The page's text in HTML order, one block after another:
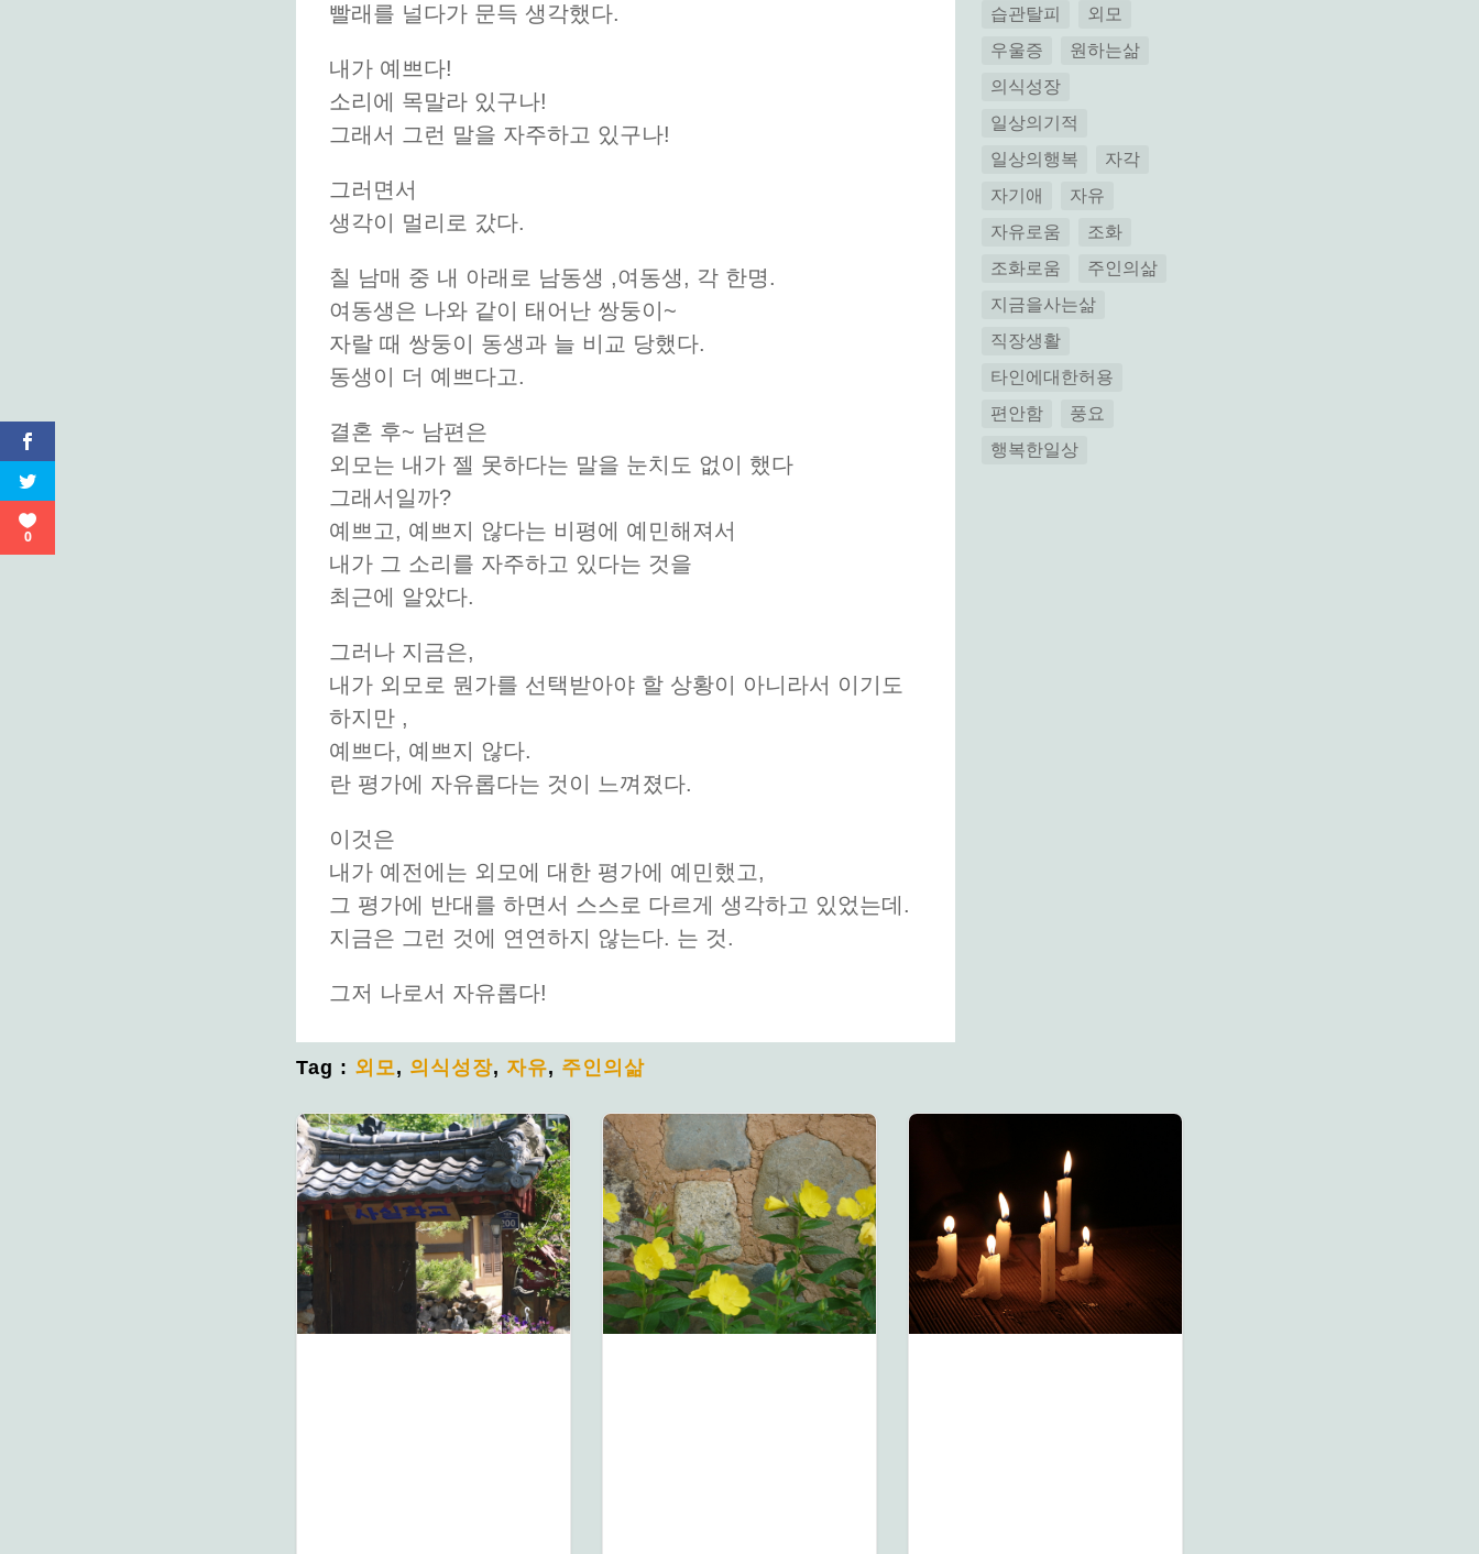
빨래를 널다가 문득 생각했다.
내가 예쁘다!
소리에 목말라 있구나!
그래서 그런 말을 자주하고 있구나!
그러면서
생각이 멀리로 갔다.
칠 남매 중 내 아래로 남동생 ,여동생, 각 한명.
여동생은 나와 같이 태어난 쌍둥이~
자랄 때 쌍둥이 동생과 늘 비교 당했다.
동생이 더 예쁘다고.
결혼 후~ 남편은
외모는 내가 젤 못하다는 말을 눈치도 없이 했다
그래서일까?
예쁘고, 예쁘지 않다는 비평에 예민해져서
내가 그 소리를 자주하고 있다는 것을
최근에 알았다.
그러나 지금은,
내가 외모로 뭔가를 선택받아야 할 상황이 아니라서 이기도
하지만 ,
예쁘다, 예쁘지 않다.
란 평가에 자유롭다는 것이 느껴졌다.
이것은
내가 예전에는 외모에 대한 평가에 예민했고,
그 평가에 반대를 하면서 스스로 다르게 생각하고 있었는데.
지금은 그런 것에 연연하지 않는다. 는 것.
그저 나로서 자유롭다!
Tag : 외모, 의식성장, 자유, 주인의삶
습관탈피
외모
우울증
원하는삶
의식성장
일상의기적
일상의행복
자각
자기애
자유
자유로움
조화
조화로움
주인의삶
지금을사는삶
직장생활
타인에대한허용
편안함
풍요
행복한일상
6년 간의 중독상담을 마
치며
일주일에 한차례씩 상담을
받으며, 끊임없이 나를 들
여다보고 중독으로 부터
벗어나고자 노력했다.. 약
6년여간 단주와 재음주를
나는 내 가족이 부끄러웠
부끄러운 이야기이지만 나
는 내 가족들을 무능력하
다고 생각했다. 그래서 내
가 가족들을 이끌어 가야
하고 하는 일도 더 애를 써
0